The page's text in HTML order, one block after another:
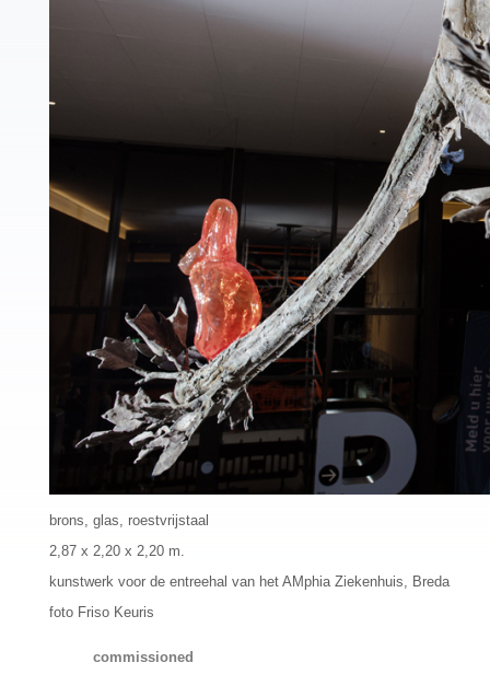
brons, glas, roestvrijstaal
2,87 x 2,20 x 2,20 m.
kunstwerk voor de entreehal van het AMphia Ziekenhuis, Breda
foto Friso Keuris
commissioned